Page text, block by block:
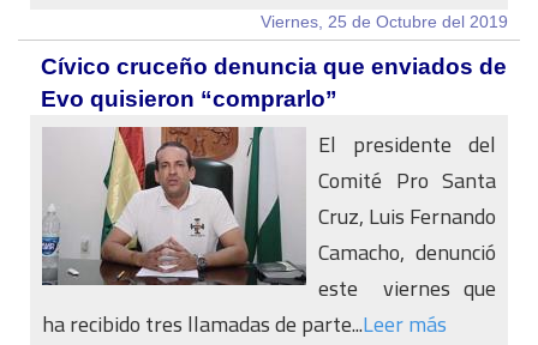
Viernes, 25 de Octubre del 2019
Cívico cruceño denuncia que enviados de
Evo quisieron “comprarlo”
El presidente del
Comité Pro Santa
Cruz, Luis Fernando
Camacho, denunció
este viernes que
ha recibido tres llamadas de parte...Leer más